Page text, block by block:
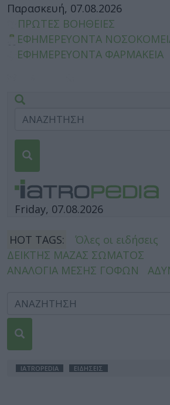
Παρασκευή, 07.08.2026
ΠΡΩΤΕΣ ΒΟΗΘΕΙΕΣ
ΕΦΗΜΕΡΕΥΟΝΤΑ
ΕΦΗΜΕΡΕΥΟΝΤΑ ΦΑΡΜΑΚΕΙΑ
Friday, 07.08.2026
HOT TAGS:
Όλες οι ειδήσεις
ΔΕΙΚΤΗΣ ΜΑΖΑΣ ΣΩΜΑΤΟΣ
ΑΝΑΛΟΓΙΑ ΜΕΣΗΣ ΓΟΦΩΝ
IATROPEDIA ΕΙΔΗΣΕΙΣ